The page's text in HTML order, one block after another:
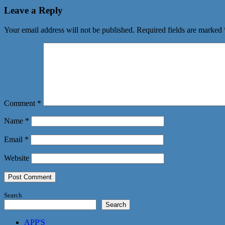
Leave a Reply
Your email address will not be published. Required fields are marked
Comment *
Name *
Email *
Website
Search
Search
APP'S